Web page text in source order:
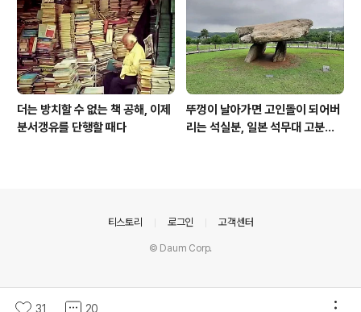
더는 방치할 수 없는 책 공해, 이제
분서갱유를 단행할 때다
뚜껑이 날아가면 고인돌이 되어버
리는 석실분, 일본 석무대 고분의
31 20
티스토리 로그인 고객센터
© Daum Corp.